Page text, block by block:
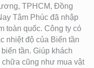
TPHCM, Đồng
Tâm Phúc đã nhập
toàn quốc. Công ty có
nhiệt độ của Biến tần
tần. Giúp khách
cũng như mua vật